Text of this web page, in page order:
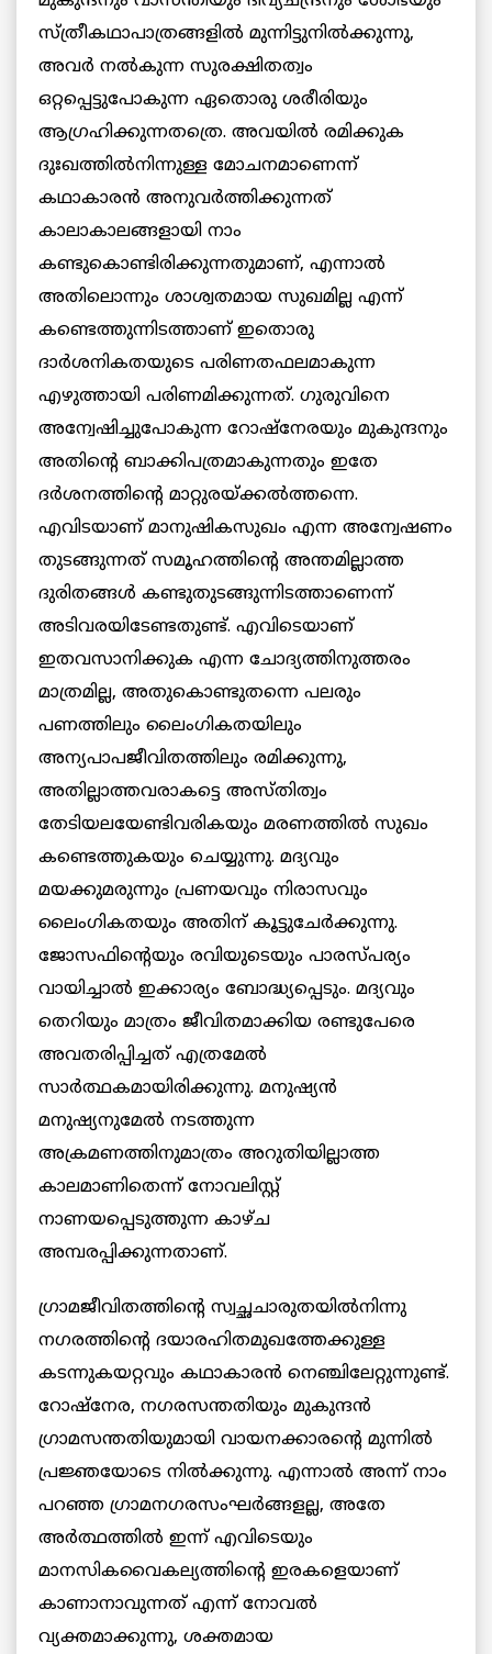
സ്ത്രീകഥാപാത്രങ്ങളില്‍ മുന്നിട്ടുനില്‍ക്കുന്നു,
അവര്‍ നല്‍കുന്ന സുരക്ഷിതത്വം
ഒറ്റപ്പെട്ടുപോകുന്ന ഏതൊരു ശരീരിയും
ആഗ്രഹിക്കുന്നതത്രെ. അവയില്‍ രമിക്കുക
ദുഃഖത്തില്‍നിന്നുള്ള മോചനമാണെന്ന്
കഥാകാരന്‍ അനുവര്‍ത്തിക്കുന്നത്
കാലാകാലങ്ങളായി നാം
കണ്ടുകൊണ്ടിരിക്കുന്നതുമാണ്, എന്നാല്‍
അതിലൊന്നും ശാശ്വതമായ സുഖമില്ല എന്ന്
കണ്ടെത്തുന്നിടത്താണ് ഇതൊരു
ദാര്‍ശനികതയുടെ പരിണതഫലമാകുന്ന
എഴുത്തായി പരിണമിക്കുന്നത്. ഗുരുവിനെ
അന്വേഷിച്ചുപോകുന്ന റോഷ്‌നേരയും മുകുന്ദനും
അതിന്റെ ബാക്കിപത്രമാകുന്നതും ഇതേ
ദര്‍ശനത്തിന്റെ മാറ്റുരയ്ക്കല്‍ത്തന്നെ.
എവിടയാണ് മാനുഷികസുഖം എന്ന അന്വേഷണം
തുടങ്ങുന്നത് സമൂഹത്തിന്റെ അന്തമില്ലാത്ത
ദുരിതങ്ങള്‍ കണ്ടുതുടങ്ങുന്നിടത്താണെന്ന്
അടിവരയിടേണ്ടതുണ്ട്. എവിടെയാണ്
ഇതവസാനിക്കുക എന്ന ചോദ്യത്തിനുത്തരം
മാത്രമില്ല, അതുകൊണ്ടുതന്നെ പലരും
പണത്തിലും ലൈംഗികതയിലും
അന്യപാപജീവിതത്തിലും രമിക്കുന്നു,
അതില്ലാത്തവരാകട്ടെ അസ്തിത്വം
തേടിയലയേണ്ടിവരികയും മരണത്തില്‍ സുഖം
കണ്ടെത്തുകയും ചെയ്യുന്നു. മദ്യവും
മയക്കുമരുന്നും പ്രണയവും നിരാസവും
ലൈംഗികതയും അതിന് കൂട്ടുചേര്‍ക്കുന്നു.
ജോസഫിന്റെയും രവിയുടെയും പാരസ്പര്യം
വായിച്ചാല്‍ ഇക്കാര്യം ബോദ്ധ്യപ്പെടും. മദ്യവും
തെറിയും മാത്രം ജീവിതമാക്കിയ രണ്ടുപേരെ
അവതരിപ്പിച്ചത് എത്രമേല്‍
സാര്‍ത്ഥകമായിരിക്കുന്നു. മനുഷ്യന്‍
മനുഷ്യനുമേല്‍ നടത്തുന്ന
അക്രമണത്തിനുമാത്രം അറുതിയില്ലാത്ത
കാലമാണിതെന്ന് നോവലിസ്റ്റ്
നാണയപ്പെടുത്തുന്ന കാഴ്ച
അമ്പരപ്പിക്കുന്നതാണ്.
ഗ്രാമജീവിതത്തിന്റെ സ്വച്ഛചാരുതയില്‍നിന്നു
നഗരത്തിന്റെ ദയാരഹിതമുഖത്തേക്കുള്ള
കടന്നുകയറ്റവും കഥാകാരന്‍ നെഞ്ചിലേറ്റുന്നുണ്ട്.
റോഷ്‌നേര, നഗരസന്തതിയും മുകുന്ദന്‍
ഗ്രാമസന്തതിയുമായി വായനക്കാരന്റെ മുന്നില്‍
പ്രജ്ഞയോടെ നില്‍ക്കുന്നു. എന്നാല്‍ അന്ന് നാം
പറഞ്ഞ ഗ്രാമനഗരസംഘര്‍ങ്ങളല്ല, അതേ
അര്‍ത്ഥത്തില്‍ ഇന്ന് എവിടെയും
മാനസികവൈകല്യത്തിന്റെ ഇരകളെയാണ്
കാണാനാവുന്നത് എന്ന് നോവല്‍
വ്യക്തമാക്കുന്നു, ശക്തമായ